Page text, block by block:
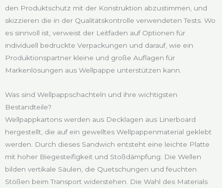
den Produktschutz mit der Konstruktion abzustimmen, und
skizzieren die in der Qualitätskontrolle verwendeten Tests. Wo
es sinnvoll ist, verweist der Leitfaden auf Optionen für
individuell bedruckte Verpackungen und darauf, wie ein
Produktionspartner kleine und große Auflagen für
Markenlösungen aus Wellpappe unterstützen kann.
Was sind Wellpappschachteln und ihre wichtigsten
Bestandteile?
Wellpappkartons werden aus Decklagen aus Linerboard
hergestellt, die auf ein gewelltes Wellpappenmaterial geklebt
werden. Durch dieses Sandwich entsteht eine leichte Platte
mit hoher Biegesteifigkeit und Stoßdämpfung: Die Wellen
bilden vertikale Säulen, die Quetschungen und feuchten
Stößen beim Transport widerstehen. Die Wahl des Materials